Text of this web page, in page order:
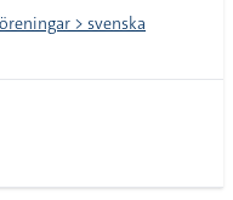
> svenska